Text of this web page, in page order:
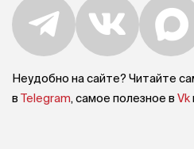
Неудобно на сайте? Читайте
в Telegram, самое полезное в Vk